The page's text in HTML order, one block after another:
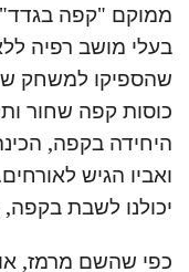
ממוקם "קפה בגדד"
בעלי מושב רפיה
שהספיקו למשחק
כוסות קפה שחור
היחידה בקפה,
ואביו הגיש
יכולנו לשבת בקפה,
כפי שהשם מרמז,